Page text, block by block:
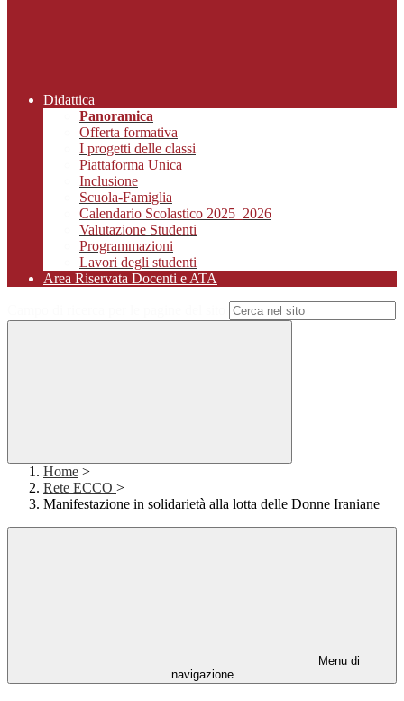
Didattica
Panoramica
Offerta formativa
I progetti delle classi
Piattaforma Unica
Inclusione
Scuola-Famiglia
Calendario Scolastico 2025_2026
Valutazione Studenti
Programmazioni
Lavori degli studenti
Area Riservata Docenti e ATA
Home >
Rete ECCO >
Manifestazione in solidarietà alla lotta delle Donne Iraniane
Menu di
navigazione